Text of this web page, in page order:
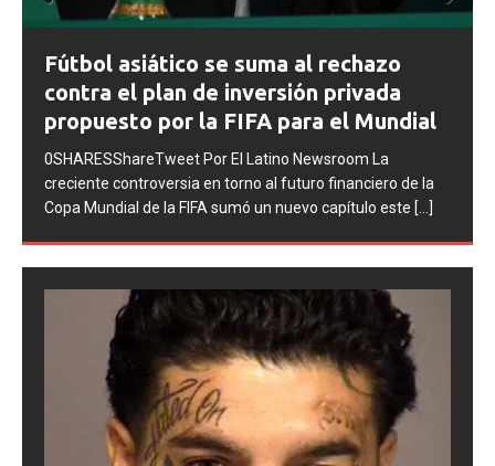
FIFA abre expedientes disciplinarios
contra Argentina tras los incidentes en
la final del Mundial 2026
0SHARESShareTweet Por El Latino Newsroom La FIFA
inició una serie de procesos disciplinarios contra la
Asociación del Fútbol Argentino (AFA), cuatro integrantes
de la selección
Prev
ious
Next